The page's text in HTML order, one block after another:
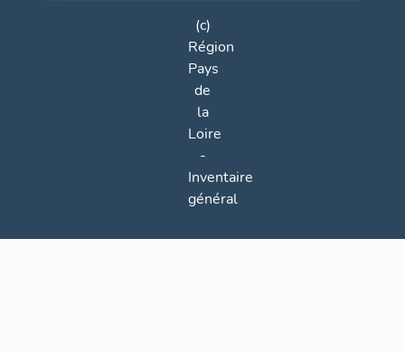
(c)
Région
Pays
de
la
Loire
-
Inventaire
général